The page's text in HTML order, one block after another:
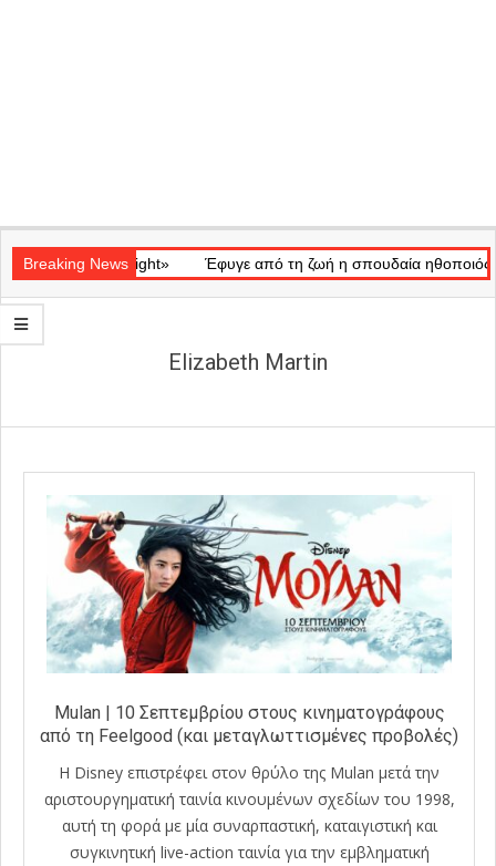
Navigation
Menu
Breaking News
«Ray of Light» Έφυγε από τη ζωή η σπουδαία ηθοποιός Μάρω
Elizabeth Martin
Mulan | 10 Σεπτεμβρίου στους κινηματογράφους
από τη Feelgood (και μεταγλωττισμένες προβολές)
Η Disney επιστρέφει στον θρύλο της Mulan μετά την
αριστουργηματική ταινία κινουμένων σχεδίων του 1998,
αυτή τη φορά με μία συναρπαστική, καταιγιστική και
συγκινητική live-action ταινία για την εμβληματική